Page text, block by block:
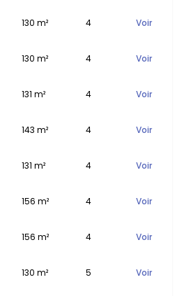
130 m² 4 Voir
130 m² 4 Voir
131 m² 4 Voir
143 m² 4 Voir
131 m² 4 Voir
156 m² 4 Voir
156 m² 4 Voir
130 m² 5 Voir